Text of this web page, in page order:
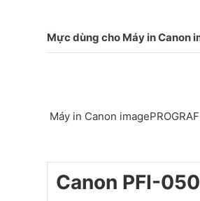
Máy in Canon
Canon PFI-